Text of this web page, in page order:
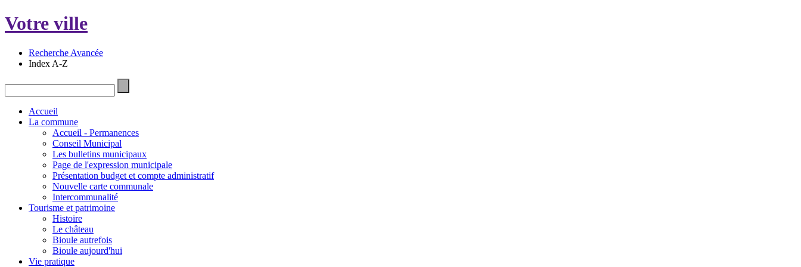
Votre ville
Recherche Avancée
Index A-Z
Accueil
La commune
Accueil - Permanences
Conseil Municipal
Les bulletins municipaux
Page de l'expression municipale
Présentation budget et compte administratif
Nouvelle carte communale
Intercommunalité
Tourisme et patrimoine
Histoire
Le château
Bioule autrefois
Bioule aujourd'hui
Vie pratique